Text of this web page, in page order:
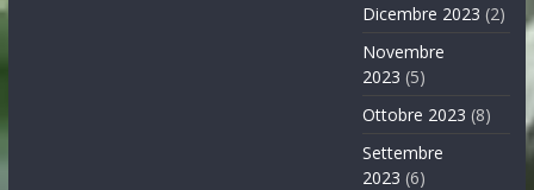
Dicembre 2023 (2)
Novembre
2023 (5)
Ottobre 2023 (8)
Settembre
2023 (6)